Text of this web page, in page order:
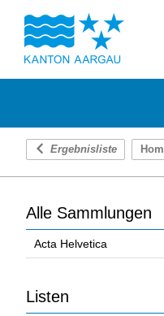
Ergebnisliste
Alle Sammlungen
Acta Helvetica
Listen